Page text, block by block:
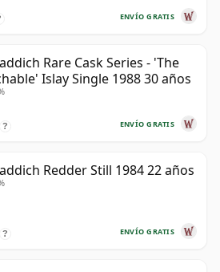
ENVÍO GRATIS
Rare Cask Series - 'The
Islay Single 1988 30 años
ENVÍO GRATIS
?
Redder Still 1984 22 años
ENVÍO GRATIS
?